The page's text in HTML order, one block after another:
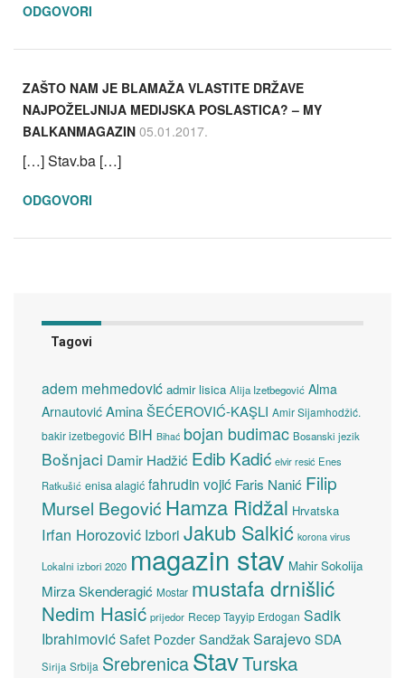
ODGOVORI
ZAŠTO NAM JE BLAMAŽA VLASTITE DRŽAVE
NAJPOŽELJNIJA MEDIJSKA POSLASTICA? – MY
BALKANMAGAZIN 05.01.2017.
[…] Stav.ba […]
ODGOVORI
Tagovi
adem mehmedović admir lisica Alija Izetbegović Alma
Arnautović Amina ŠEĆEROVIĆ-KAŞLI Amir Sijamhodžić.
bakir izetbegović BiH Bihać bojan budimac Bosanski jezik
Bošnjaci Damir Hadžić Edib Kadić elvir resić Enes
Ratkušić enisa alagić fahrudin vojić Faris Nanić Filip
Mursel Begović Hamza Ridžal Hrvatska
Irfan Horozović Izbori Jakub Salkić korona virus
Lokalni izbori 2020 magazin stav Mahir Sokolija
Mirza Skenderagić Mostar mustafa drnišlić
Nedim Hasić prijedor Recep Tayyip Erdogan Sadik
Ibrahimović Safet Pozder SandžakSarajevoSDA
Sirija Srbija SrebrenicaStavTurska